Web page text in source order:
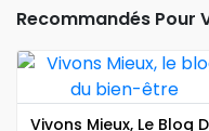
Recommandés Pour
Vivons Mieux, Le Blog